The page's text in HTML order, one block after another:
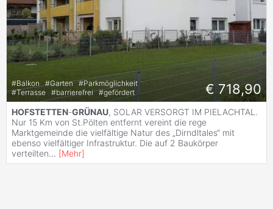
#Balkon #Garten #Parkmöglichkeit
#Terrasse #barrierefrei #gefördert € 718,90
HOFSTETTEN-GRÜNAU, SOLAR VERSORGT IM PIELACHTAL.
Nur 15 Km von St.Pölten entfernt vereint die rege
Marktgemeinde die vielfältige Natur des „Dirndltales“ mit
ebenso vielfältiger Infrastruktur. Die auf 2 Baukörper
verteilten... [Mehr]